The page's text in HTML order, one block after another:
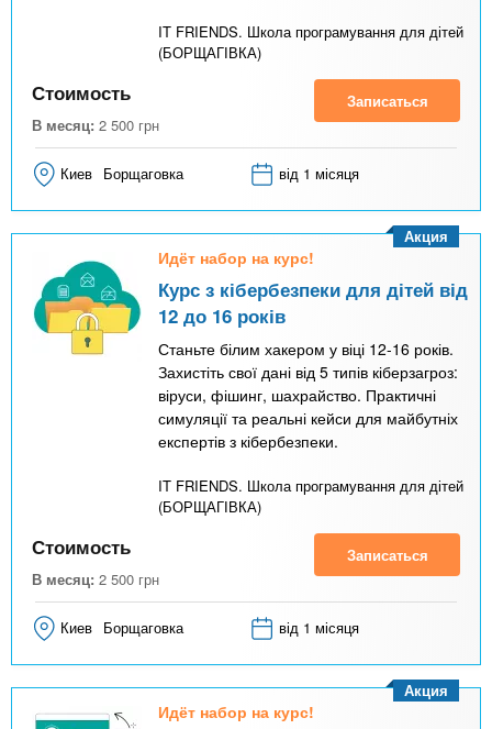
IT FRIENDS. Школа програмування для дітей
(БОРЩАГІВКА)
Стоимость
В месяц: 2 500 грн
Записаться
Киев Борщаговка від 1 місяця
Идёт набор на курс!
Курс з кібербезпеки для дітей від
12 до 16 років
Станьте білим хакером у віці 12-16 років.
Захистіть свої дані від 5 типів кіберзагроз:
віруси, фішинг, шахрайство. Практичні
симуляції та реальні кейси для майбутніх
експертів з кібербезпеки.
IT FRIENDS. Школа програмування для дітей
(БОРЩАГІВКА)
Акция
Стоимость
В месяц: 2 500 грн
Записаться
Киев Борщаговка від 1 місяця
Идёт набор на курс!
Акция